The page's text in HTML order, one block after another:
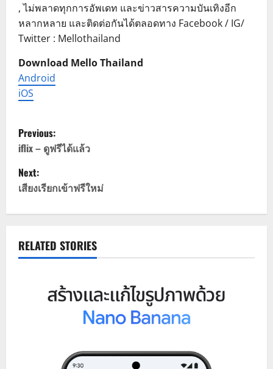
, ไม่พลาดทุกการอัพเดท และข่าวสารความบันเทิงอีก
หลากหลาย และติดต่อกันได้ตลอดทาง Facebook / IG/
Twitter : Mellothailand
Download Mello Thailand
Android
iOS
P
o
s
a
Previous:
iflix – ดูฟรีได้แล้ว
Next:
เสียงเรียกเข้าฟรีใหม่
RELATED STORIES